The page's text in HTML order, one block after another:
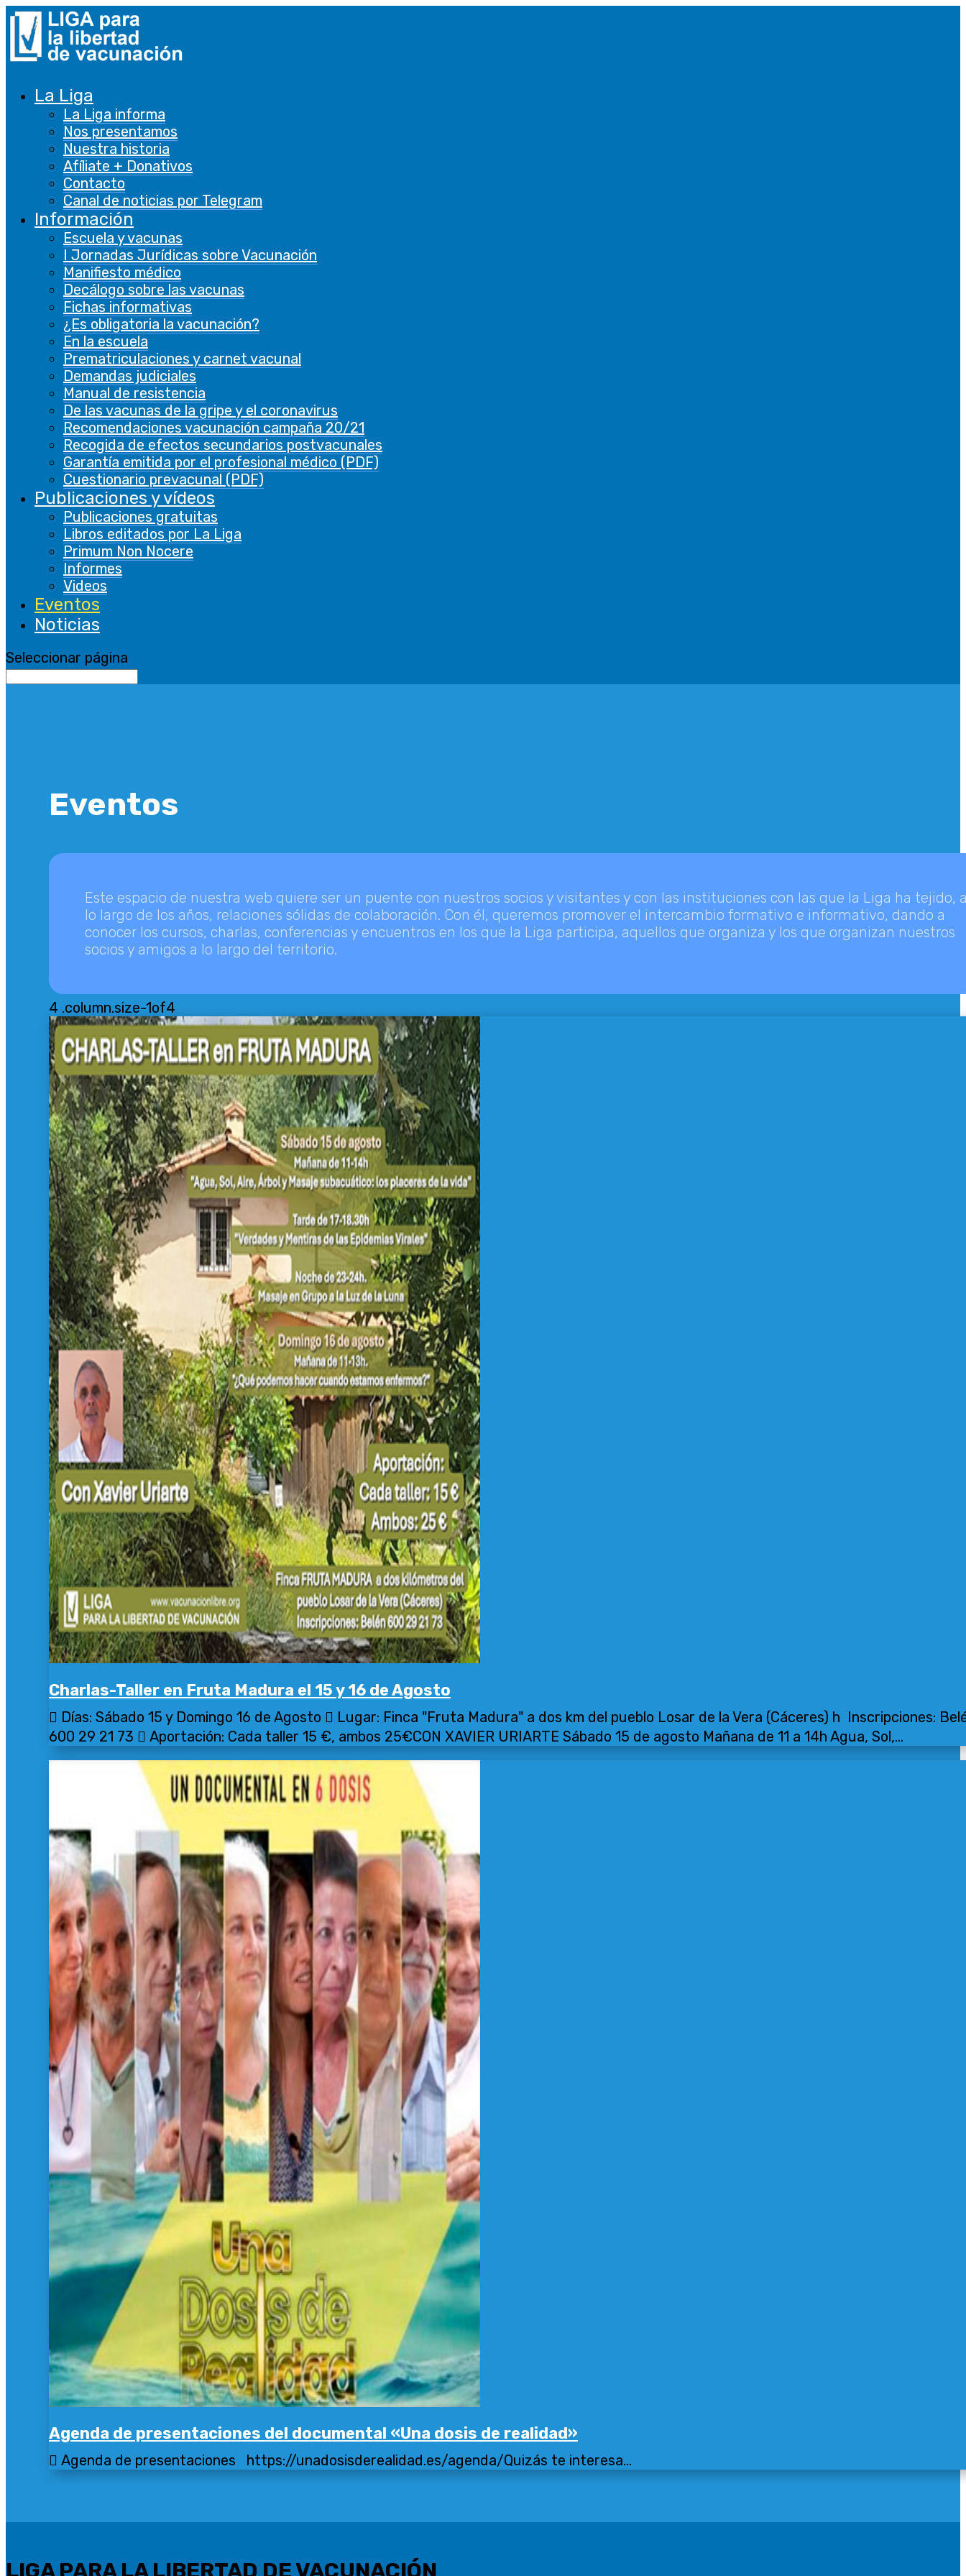
La Liga
La Liga informa
Nos presentamos
Nuestra historia
Afíliate + Donativos
Contacto
Canal de noticias por Telegram
Información
Escuela y vacunas
I Jornadas Jurídicas sobre Vacunación
Manifiesto médico
Decálogo sobre las vacunas
Fichas informativas
¿Es obligatoria la vacunación?
En la escuela
Prematriculaciones y carnet vacunal
Demandas judiciales
Manual de resistencia
De las vacunas de la gripe y el coronavirus
Recomendaciones vacunación campaña 20/21
Recogida de efectos secundarios postvacunales
Garantía emitida por el profesional médico (PDF)
Cuestionario prevacunal (PDF)
Publicaciones y vídeos
Publicaciones gratuitas
Libros editados por La Liga
Primum Non Nocere
Informes
Videos
Eventos
Noticias
Seleccionar página
Eventos
Este espacio de nuestra web quiere ser un puente con nuestros socios y visitantes y con las instituciones con las que la Liga ha tejido,
lo largo de los años, relaciones sólidas de colaboración. Con él, queremos promover el intercambio formativo e informativo, dando a
conocer los cursos, charlas, conferencias y encuentros en los que la Liga participa, aquellos que organiza y los que organizan nuestros
socios y amigos a lo largo del territorio.
Charlas-Taller en Fruta Madura el 15 y 16 de Agosto
 Días: Sábado 15 y Domingo 16 de Agosto  Lugar: Finca "Fruta Madura" a dos km del pueblo Losar de la Vera (Cáceres) h Inscripciones:
600 29 21 73  Aportación: Cada taller 15 €, ambos 25€CON XAVIER URIARTE Sábado 15 de agosto Mañana de 11 a 14h Agua, Sol,...
Agenda de presentaciones del documental «Una dosis de realidad»
 Agenda de presentaciones https://unadosisderealidad.es/agenda/Quizás te interesa...